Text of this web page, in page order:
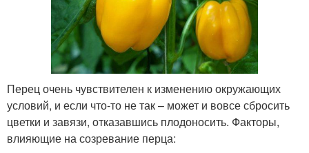
Перец очень чувствителен к изменению окружающих
условий, и если что-то не так – может и вовсе сбросить
цветки и завязи, отказавшись плодоносить. Факторы,
влияющие на созревание перца: